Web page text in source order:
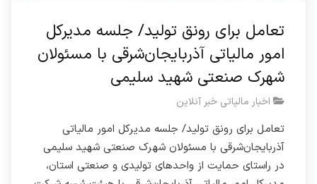
تعامل برای رونق تولید/ جلسه مدیرکل
امور مالیاتی آذربایجان‌شرقی با مسئولان
شهرک صنعتی شهید سلیمی
اخبار مالیاتی خبر آنلاین
تعامل برای رونق تولید/ جلسه مدیرکل امور مالیاتی
آذربایجان‌شرقی با مسئولان شهرک صنعتی شهید سلیمی
در راستای حمایت از واحدهای تولیدی و صنعتی استان،